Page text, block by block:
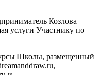
Козлова
услуги Участнику по
Школы, размещенный